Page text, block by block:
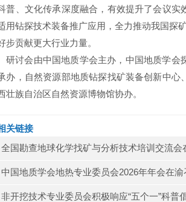
普、文化传承深度融合，有效提升了会议
用钻探技术装备推广应用，全力推动我国探
步贡献更大行业力量。
研讨会由中国地质学会主办，中国地质学
办，自然资源部地质钻探找矿装备创新中
壮族自治区自然资源博物馆协办。
关链接
全国勘查地球化学找矿与分析技术培训交流
中国地质学会地热专业委员会2026年年会在渝
非开挖技术专业委员会积极响应“五个一”科普